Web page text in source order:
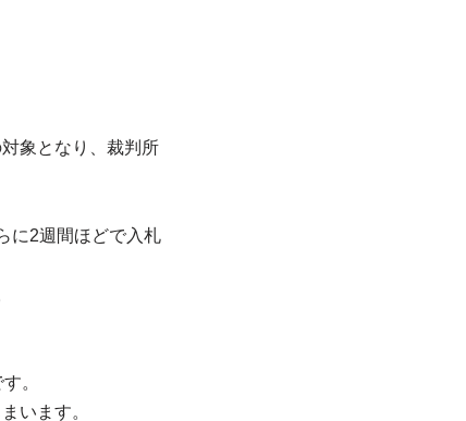
象となり、裁判所
に2週間ほどで入札
。
います。